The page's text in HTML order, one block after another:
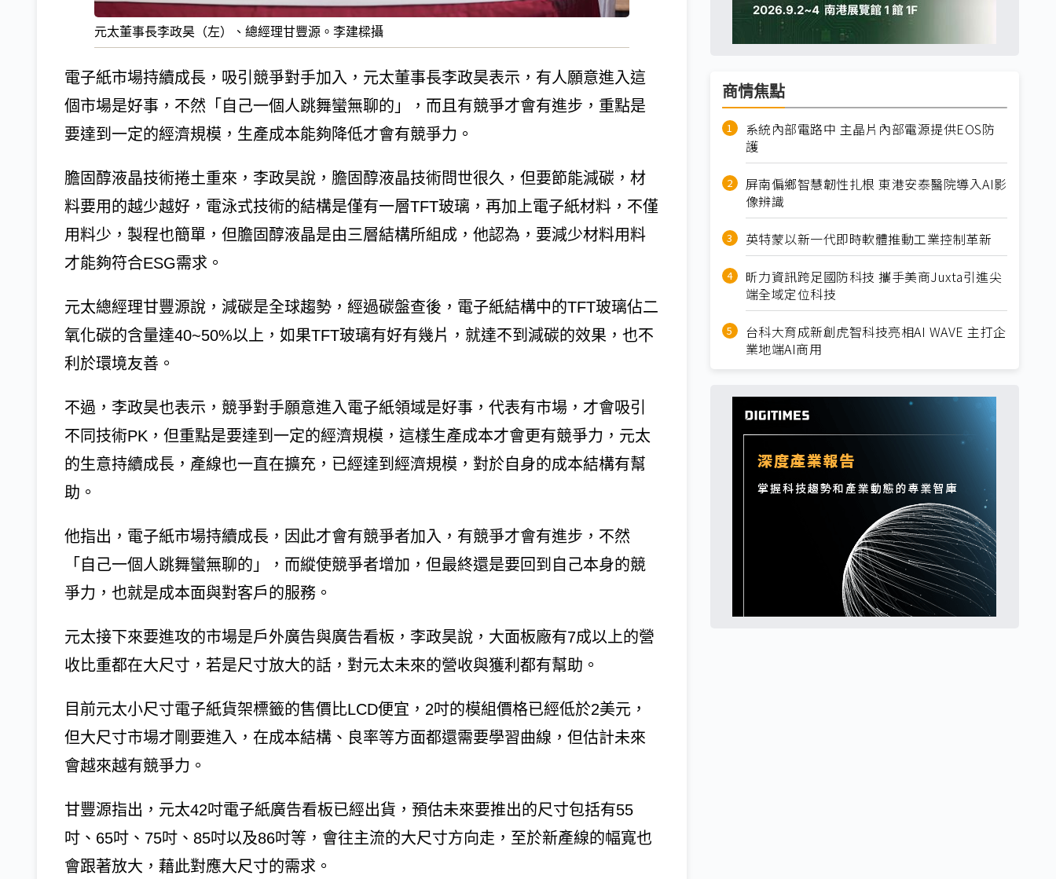
元太董事長李政昊（左）、總經理甘豐源。李建樑攝
電子紙市場持續成長，吸引競爭對手加入，元太董事長李政昊表示，有人願意進入這
個市場是好事，不然「自己一個人跳舞蠻無聊的」，而且有競爭才會有進步，重點是
要達到一定的經濟規模，生產成本能夠降低才會有競爭力。
膽固醇液晶技術捲土重來，李政昊說，膽固醇液晶技術問世很久，但要節能減碳，材
料要用的越少越好，電泳式技術的結構是僅有一層TFT玻璃，再加上電子紙材料，不僅
用料少，製程也簡單，但膽固醇液晶是由三層結構所組成，他認為，要減少材料用料
才能夠符合ESG需求。
元太總經理甘豐源說，減碳是全球趨勢，經過碳盤查後，電子紙結構中的TFT玻璃佔二
氧化碳的含量達40~50%以上，如果TFT玻璃有好有幾片，就達不到減碳的效果，也不
利於環境友善。
不過，李政昊也表示，競爭對手願意進入電子紙領域是好事，代表有市場，才會吸引
不同技術PK，但重點是要達到一定的經濟規模，這樣生產成本才會更有競爭力，元太
的生意持續成長，產線也一直在擴充，已經達到經濟規模，對於自身的成本結構有幫
助。
他指出，電子紙市場持續成長，因此才會有競爭者加入，有競爭才會有進步，不然
「自己一個人跳舞蠻無聊的」，而縱使競爭者增加，但最終還是要回到自己本身的競
爭力，也就是成本面與對客戶的服務。
元太接下來要進攻的市場是戶外廣告與廣告看板，李政昊說，大面板廠有7成以上的營
收比重都在大尺寸，若是尺寸放大的話，對元太未來的營收與獲利都有幫助。
目前元太小尺寸電子紙貨架標籤的售價比LCD便宜，2吋的模組價格已經低於2美元，
但大尺寸市場才剛要進入，在成本結構、良率等方面都還需要學習曲線，但估計未來
會越來越有競爭力。
甘豐源指出，元太42吋電子紙廣告看板已經出貨，預估未來要推出的尺寸包括有55
吋、65吋、75吋、85吋以及86吋等，會往主流的大尺寸方向走，至於新產線的幅寬也
會跟著放大，藉此對應大尺寸的需求。
商情焦點
系統內部電路中 主晶片內部電源提供EOS防
護
屏南偏鄉智慧韌性扎根 東港安泰醫院導入AI影
像辨識
英特蒙以新一代即時軟體推動工業控制革新
昕力資訊跨足國防科技 攜手美商Juxta引進尖
端全域定位科技
台科大育成新創虎智科技亮相AI WAVE 主打企
業地端AI商用